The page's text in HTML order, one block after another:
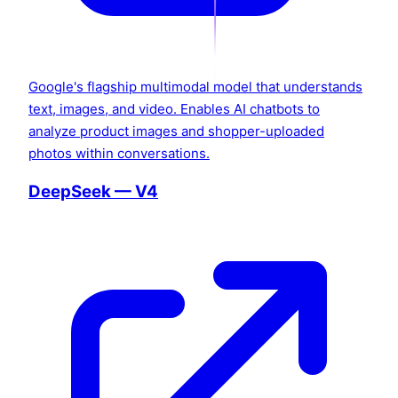
Google's flagship multimodal model that understands
text, images, and video. Enables AI chatbots to
analyze product images and shopper-uploaded
photos within conversations.
DeepSeek — V4